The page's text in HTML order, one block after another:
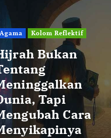
Agama Kolom Reflektif
Bukan
Tapi
Cara